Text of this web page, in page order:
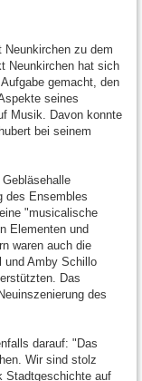
Neunkirchen zu dem
Neunkirchen hat sich
gemacht, den
seines
Musik. Davon konnte
bei seinem
des Ensembles
"musicalische
Elementen und
waren auch die
und Amby Schillo
Das
des
darauf: "Das
Wir sind stolz
Stadtgeschichte auf